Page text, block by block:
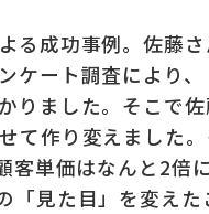
る成功事例。佐藤
ケート調査により
りました。そこで佐
て作り変えました。
客単価はなんと2倍
「見た目」を変えた